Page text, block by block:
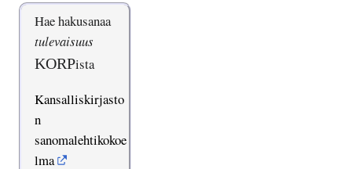
Hae hakusanaa
tulevaisuus
KORPista
Kansalliskirjasto
n
sanomalehtikokoe
lma